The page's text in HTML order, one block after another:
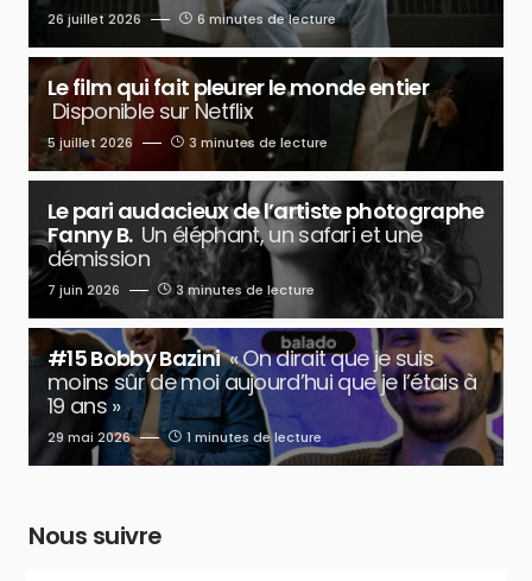
26 juillet 2026 6 minutes de lecture
Le film qui fait pleurer le monde entier
Disponible sur Netflix
5 juillet 2026 3 minutes de lecture
Le pari audacieux de l’artiste photographe
Fanny B. Un éléphant, un safari et une
démission
7 juin 2026 3 minutes de lecture
#15 Bobby Bazini « On dirait que je suis
moins sûr de moi aujourd’hui que je l’étais à
19 ans »
29 mai 2026 1 minutes de lecture
Nous suivre